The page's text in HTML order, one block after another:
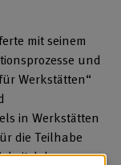
mit seinem
und
Werkstätten“
in Werkstätten
die Teilhabe